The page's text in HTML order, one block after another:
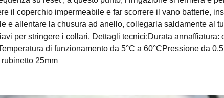
il coperchio impermeabile e far scorrere il vano batterie,
e allentare la chusura ad anello, collegarla saldamente al
per stringere i collari. Dettagli tecnici:Durata
di funzionamento da 5°C a 60°CPressione da
25mm